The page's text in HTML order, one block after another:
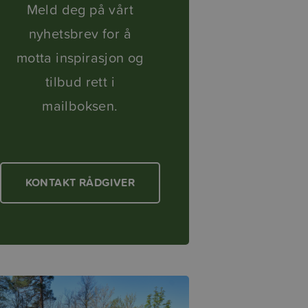
Meld deg på vårt
nyhetsbrev for å
motta inspirasjon og
tilbud rett i
mailboksen.
KONTAKT RÅDGIVER